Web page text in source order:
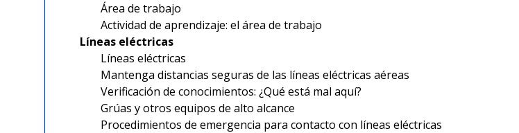
Área de trabajo
Actividad de aprendizaje: el área de trabajo
Líneas eléctricas
Líneas eléctricas
Mantenga distancias seguras de las líneas eléctricas aéreas
Verificación de conocimientos: ¿Qué está mal aquí?
Grúas y otros equipos de alto alcance
Procedimientos de emergencia para contacto con líneas eléctricas